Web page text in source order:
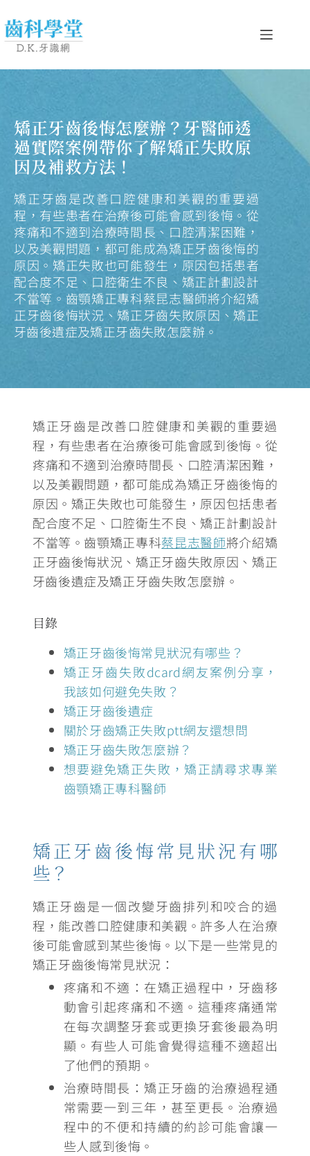
矯正牙齒後悔怎麼辦？牙醫師透
過實際案例帶你了解矯正失敗原
因及補救方法！
矯正牙齒是改善口腔健康和美觀的重要過
程，有些患者在治療後可能會感到後悔。從
疼痛和不適到治療時間長、口腔清潔困難，
以及美觀問題，都可能成為矯正牙齒後悔的
原因。矯正失敗也可能發生，原因包括患者
配合度不足、口腔衛生不良、矯正計劃設計
不當等。齒顎矯正專科蔡昆志醫師將介紹矯
正牙齒後悔狀況、矯正牙齒失敗原因、矯正
牙齒後遺症及矯正牙齒失敗怎麼辦。
矯正牙齒是改善口腔健康和美觀的重要過
程，有些患者在治療後可能會感到後悔。從
疼痛和不適到治療時間長、口腔清潔困難，
以及美觀問題，都可能成為矯正牙齒後悔的
原因。矯正失敗也可能發生，原因包括患者
配合度不足、口腔衛生不良、矯正計劃設計
不當等。 齒顎矯正專科蔡昆志醫師將介紹矯
正牙齒後悔狀況、矯正牙齒失敗原因、矯正
牙齒後遺症及矯正牙齒失敗怎麼辦 。
目錄
矯正牙齒後悔常見狀況有哪些？
矯正牙齒失敗dcard網友案例分享，
我該如何避免失敗？
矯正牙齒後遺症
關於牙齒矯正失敗ptt網友還想問
矯正牙齒失敗怎麼辦？
想要避免矯正失敗，矯正請尋求專業
齒顎矯正專科醫師
矯正牙齒後悔常見狀況有哪
些？
矯正牙齒是一個改變牙齒排列和咬合的過
程，能改善口腔健康和美觀。許多人在治療
後可能會感到某些後悔。以下是一些常見的
矯正牙齒後悔常見狀況：
疼痛和不適 ：在矯正過程中，牙齒移
動會引起疼痛和不適。這種疼痛通常
在每次調整牙套或更換牙套後最為明
顯。有些人可能會覺得這種不適超出
了他們的預期。
治療時間長 ：矯正牙齒的治療過程通
常需要一到三年，甚至更長。治療過
程中的不便和持續的約診可能會讓一
些人感到後悔。